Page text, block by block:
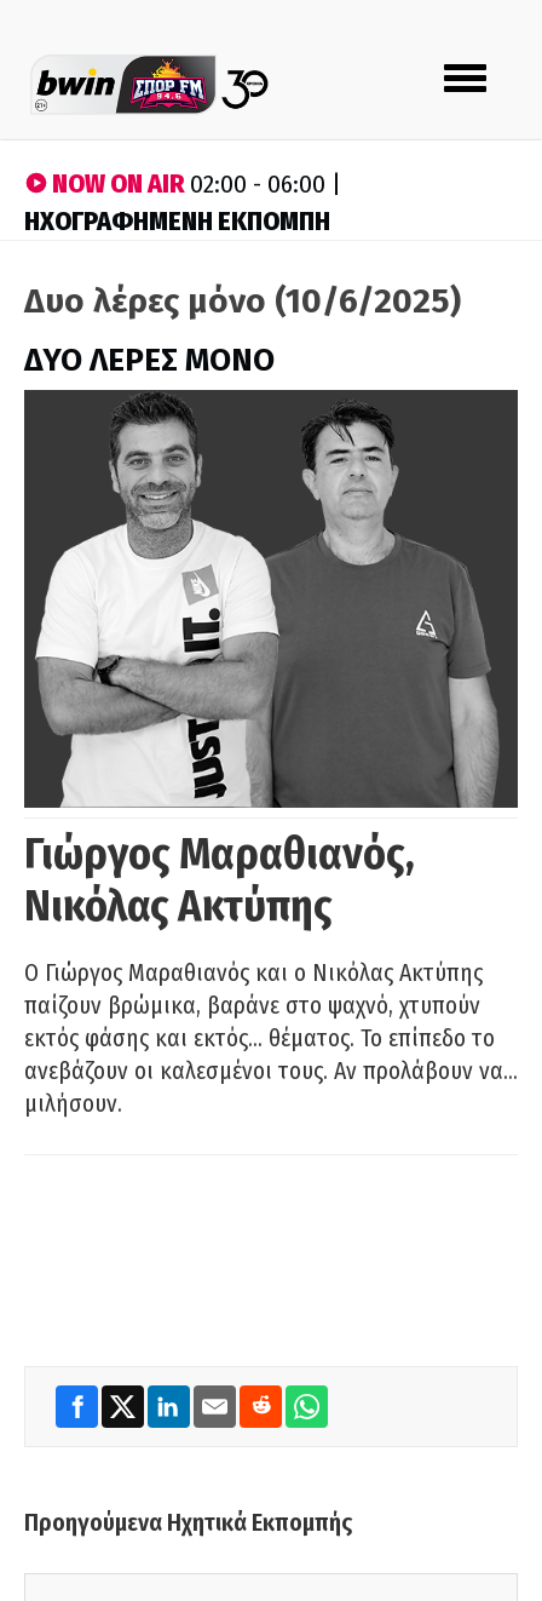
Toggle
navigation
NOW ON AIR02:00 - 06:00 |
ΗΧΟΓΡΑΦΗΜΕΝΗ ΕΚΠΟΜΠΗ
Δυο λέρες μόνο (10/6/2025)
ΔΥΟ ΛΕΡΕΣ ΜΟΝΟ
Γιώργος Μαραθιανός,
Νικόλας Ακτύπης
Ο Γιώργος Μαραθιανός και ο Νικόλας Ακτύπης
παίζουν βρώμικα, βαράνε στο ψαχνό, χτυπούν
εκτός φάσης και εκτός… θέματος. Το επίπεδο το
ανεβάζουν οι καλεσμένοι τους. Αν προλάβουν να…
μιλήσουν.
Προηγούμενα Ηχητικά Εκπομπής